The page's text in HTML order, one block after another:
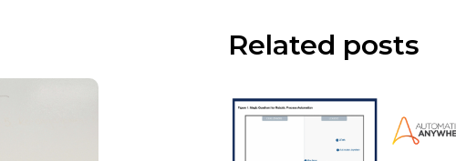
Related posts